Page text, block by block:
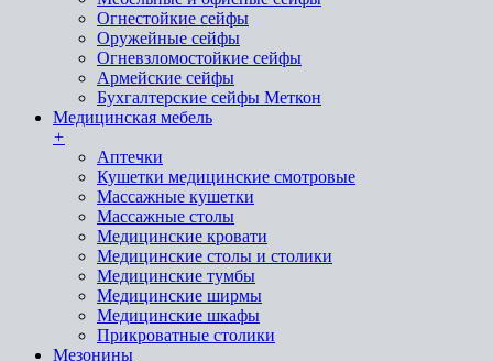
Огнестойкие сейфы
Оружейные сейфы
Огневзломостойкие сейфы
Армейские сейфы
Бухгалтерские сейфы Меткон
Медицинская мебель
+
Аптечки
Кушетки медицинские смотровые
Массажные кушетки
Массажные столы
Медицинские кровати
Медицинские столы и столики
Медицинские тумбы
Медицинские ширмы
Медицинские шкафы
Прикроватные столики
Мезонины